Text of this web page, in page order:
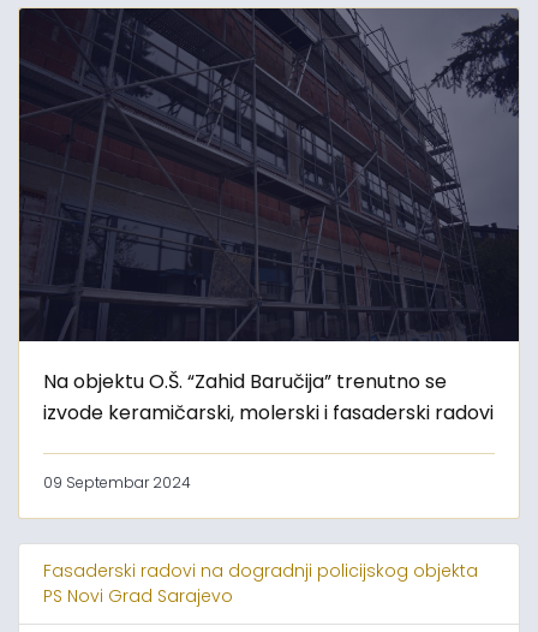
Na objektu O.Š. “Zahid Baručija” trenutno se
izvode keramičarski, molerski i fasaderski radovi
09 Septembar 2024
Fasaderski radovi na dogradnji policijskog objekta
PS Novi Grad Sarajevo